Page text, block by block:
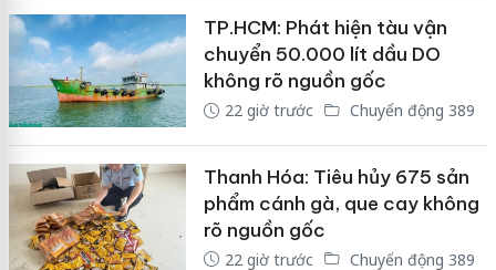
TP.HCM: Phát hiện tàu vận
chuyển 50.000 lít dầu DO
không rõ nguồn gốc
22 giờ trước Chuyển động 389
Thanh Hóa: Tiêu hủy 675 sản
phẩm cánh gà, que cay không
rõ nguồn gốc
22 giờ trước Chuyển động 389